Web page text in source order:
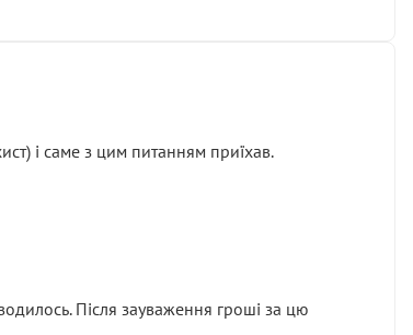
і саме з цим питанням приїхав.
Після зауваження гроші за цю